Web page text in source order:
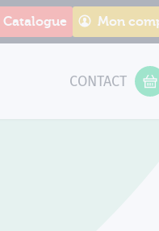
Catalogue Mon
CONTACT